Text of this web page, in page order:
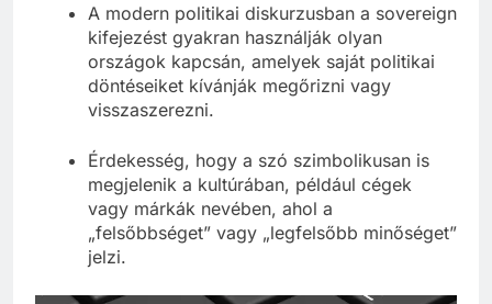
A modern politikai diskurzusban a sovereign
kifejezést gyakran használják olyan
országok kapcsán, amelyek saját politikai
döntéseiket kívánják megőrizni vagy
visszaszerezni.
Érdekesség, hogy a szó szimbolikusan is
megjelenik a kultúrában, például cégek
vagy márkák nevében, ahol a
„felsőbbséget” vagy „legfelsőbb minőséget”
jelzi.